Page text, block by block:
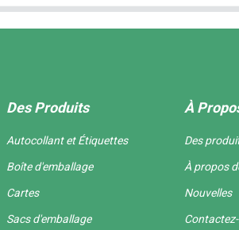
Des Produits
Autocollant et Étiquettes
Boîte d'emballage
Cartes
Sacs d'emballage
À
Des
À propos
Nouvelles